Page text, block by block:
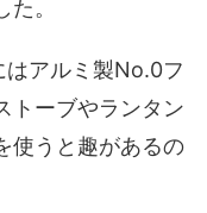
。
アルミ製No.0フ
トーブやランタン
使うと趣があるの